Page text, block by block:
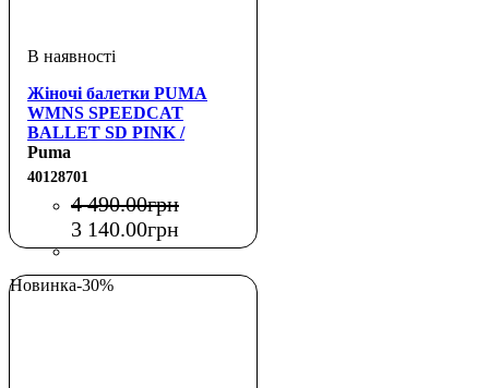
Жіночі балетки PUMA
WMNS SPEEDCAT
BALLET SD PINK /
WHITE
Puma
40128701
4 490.00грн
3 140.00грн
Новинка-30%